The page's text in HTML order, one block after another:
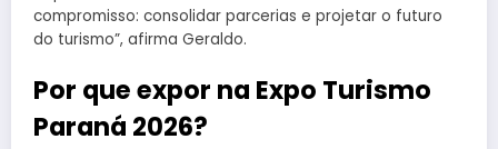
compromisso: consolidar parcerias e projetar o futuro
do turismo”, afirma Geraldo.
Por que expor na Expo Turismo
Paraná 2026?